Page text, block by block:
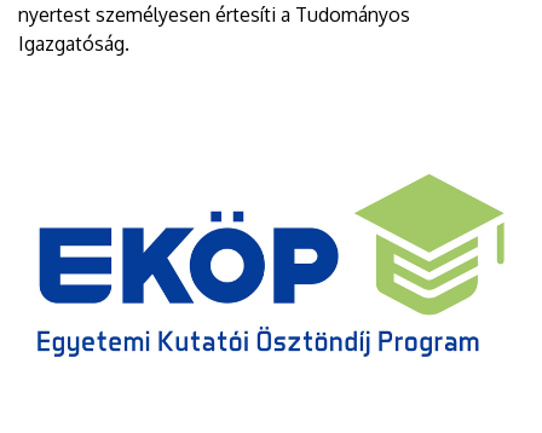
nyertest személyesen értesíti a Tudományos
Igazgatóság.